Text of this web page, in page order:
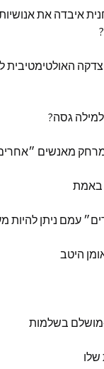
איבדה את
?
האולטימטיבית
למילה גסה?
מאנשים
באמת
עמם ניתן להיות
היטב
מושלם בשלמות
שלו